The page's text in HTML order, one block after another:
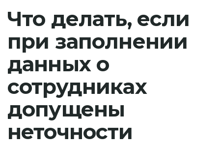
Что делать, если
при заполнении
данных о
сотрудниках
допущены
неточности